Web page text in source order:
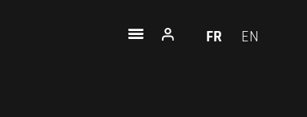
FR EN